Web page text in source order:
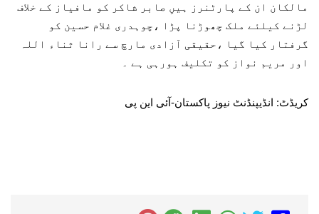
مالکان ان کے پارٹنرز ہیںِ صابر شاکر کو مافیاز کے خلاف
لڑنے کیلئے ملک چھوڑنا پڑا ،چوہدری غلام حسین کو
گرفتار کیا گیا ،حقیقی آزادی مارچ سے رانا ثناء اللہ
اور مریم نواز کو تکلیف ہورہی ہے ۔
کریڈٹ: انڈیپنڈنٹ نیوز پاکستان-آئی این پی